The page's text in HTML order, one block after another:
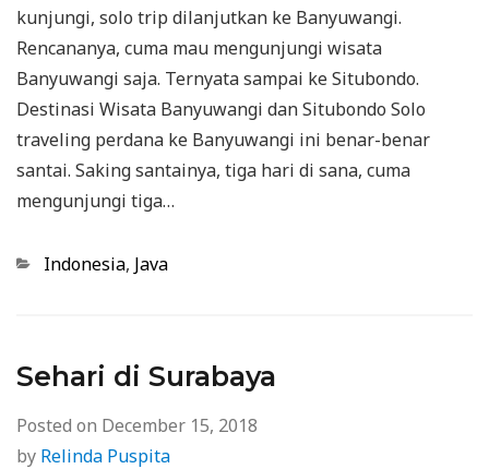
kunjungi, solo trip dilanjutkan ke Banyuwangi.
Rencananya, cuma mau mengunjungi wisata
Banyuwangi saja. Ternyata sampai ke Situbondo.
Destinasi Wisata Banyuwangi dan Situbondo Solo
traveling perdana ke Banyuwangi ini benar-benar
santai. Saking santainya, tiga hari di sana, cuma
mengunjungi tiga…
Categories
Indonesia, Java
Sehari di Surabaya
Posted on December 15, 2018
by Relinda Puspita